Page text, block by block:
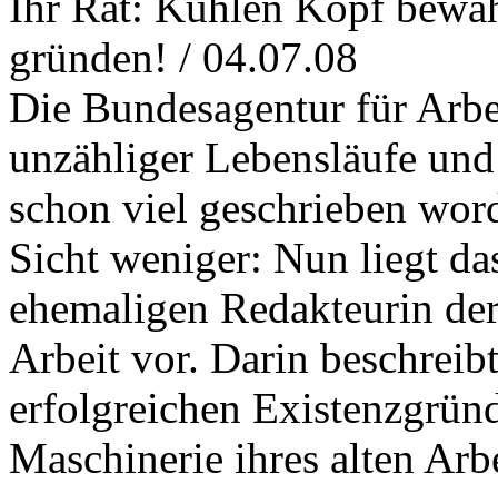
gründen! / 04.07.08
Die Bundesagentur für
unzähliger Lebensläufe
schon viel geschrieben
Sicht weniger: Nun liegt
ehemaligen Redakteurin
Arbeit vor. Darin
erfolgreichen
Maschinerie ihres alten